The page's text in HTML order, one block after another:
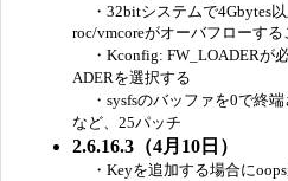
・32bitシステムで4Gbytes
roc/vmcoreがオーバフローす
・Kconfig: FW_LOADERが
ADERを選択する
・sysfsのバッファを0で終端
など、25パッチ
2.6.16.3（4月10日）
・Keyを追加する場合に